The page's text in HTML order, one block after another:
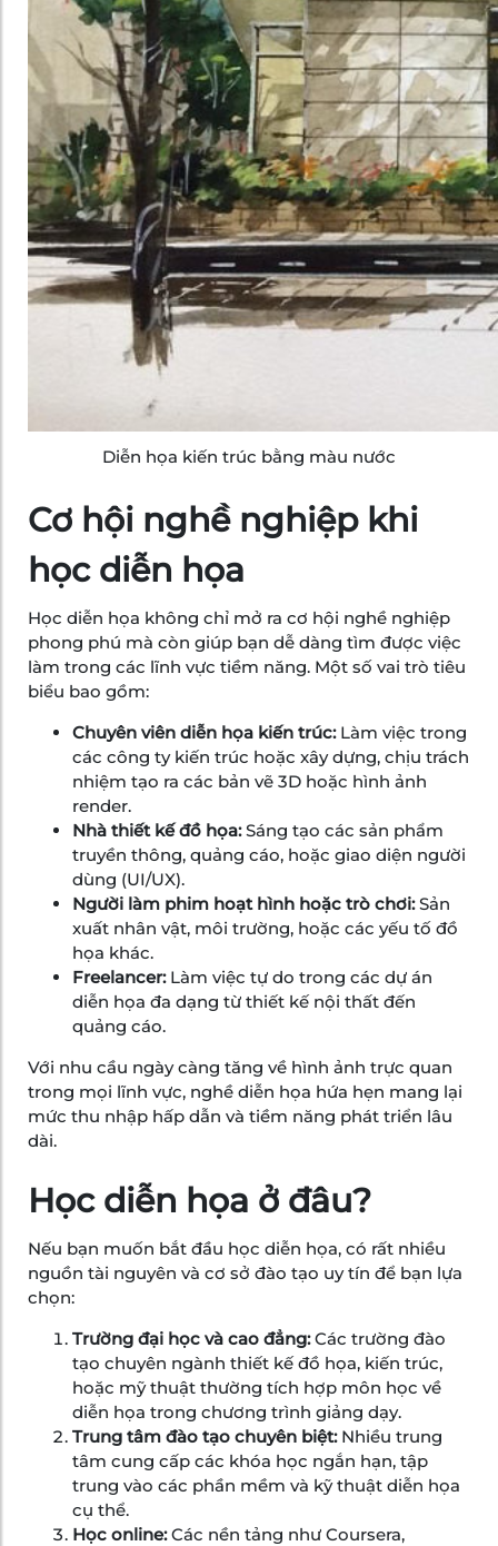
Diễn họa kiến trúc bằng màu nước
Cơ hội nghề nghiệp khi
học diễn họa
Học diễn họa không chỉ mở ra cơ hội nghề nghiệp
phong phú mà còn giúp bạn dễ dàng tìm được việc
làm trong các lĩnh vực tiềm năng. Một số vai trò tiêu
biểu bao gồm:
Chuyên viên diễn họa kiến trúc:Làm việc trong
các công ty kiến trúc hoặc xây dựng, chịu trách
nhiệm tạo ra các bản vẽ 3D hoặc hình ảnh
render.
Nhà thiết kế đồ họa:Sáng tạo các sản phẩm
truyền thông, quảng cáo, hoặc giao diện người
dùng (UI/UX).
Người làm phim hoạt hình hoặc trò chơi:Sản
xuất nhân vật, môi trường, hoặc các yếu tố đồ
họa khác.
Freelancer:Làm việc tự do trong các dự án
diễn họa đa dạng từ thiết kế nội thất đến
quảng cáo.
Với nhu cầu ngày càng tăng về hình ảnh trực quan
trong mọi lĩnh vực, nghề diễn họa hứa hẹn mang lại
mức thu nhập hấp dẫn và tiềm năng phát triển lâu
dài.
Học diễn họa ở đâu?
Nếu bạn muốn bắt đầu học diễn họa, có rất nhiều
nguồn tài nguyên và cơ sở đào tạo uy tín để bạn lựa
chọn:
Trường đại học và cao đẳng:Các trường đào
tạo chuyên ngành thiết kế đồ họa, kiến trúc,
hoặc mỹ thuật thường tích hợp môn học về
diễn họa trong chương trình giảng dạy.
Trung tâm đào tạo chuyên biệt:Nhiều trung
tâm cung cấp các khóa học ngắn hạn, tập
trung vào các phần mềm và kỹ thuật diễn họa
cụ thể.
Học online:Các nền tảng như Coursera,